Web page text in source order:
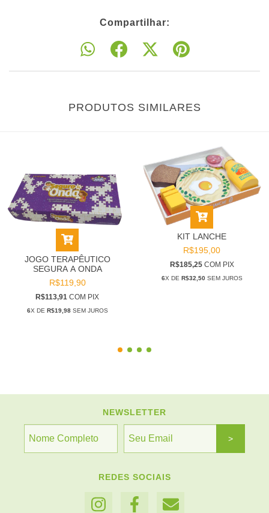
Compartilhar:
PRODUTOS SIMILARES
JOGO TERAPÊUTICO
SEGURA A ONDA
R$119,90
R$113,91 COM PIX
6X DE R$19,98SEM JUROS
KIT LANCHE
R$195,00
R$185,25 COM PIX
6X DE R$32,50SEM JUROS
NEWSLETTER
REDES SOCIAIS